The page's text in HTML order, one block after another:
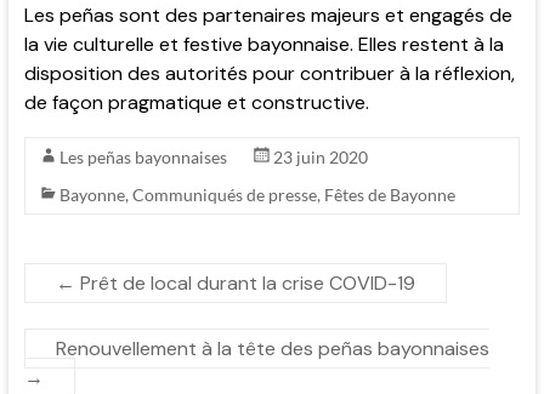
Les peñas sont des partenaires majeurs et engagés de
la vie culturelle et festive bayonnaise. Elles restent à la
disposition des autorités pour contribuer à la réflexion,
de façon pragmatique et constructive.
Les peñas bayonnaises
23 juin 2020
Bayonne, Communiqués de presse, Fêtes de Bayonne
← Prêt de local durant la crise COVID-19
Renouvellement à la tête des peñas bayonnaises
→